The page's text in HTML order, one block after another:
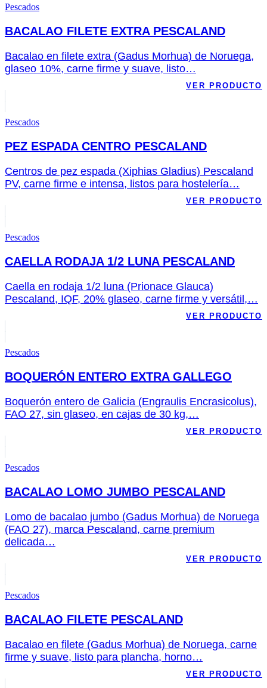
Pescados
BACALAO FILETE EXTRA PESCALAND
Bacalao en filete extra (Gadus Morhua) de Noruega,
glaseo 10%, carne firme y suave, listo…
VER PRODUCTO
Pescados
PEZ ESPADA CENTRO PESCALAND
Centros de pez espada (Xiphias Gladius) Pescaland
PV, carne firme e intensa, listos para hostelería…
VER PRODUCTO
Pescados
CAELLA RODAJA 1/2 LUNA PESCALAND
Caella en rodaja 1/2 luna (Prionace Glauca)
Pescaland, IQF, 20% glaseo, carne firme y versátil,…
VER PRODUCTO
Pescados
BOQUERÓN ENTERO EXTRA GALLEGO
Boquerón entero de Galicia (Engraulis Encrasicolus),
FAO 27, sin glaseo, en cajas de 30 kg,…
VER PRODUCTO
Pescados
BACALAO LOMO JUMBO PESCALAND
Lomo de bacalao jumbo (Gadus Morhua) de Noruega
(FAO 27), marca Pescaland, carne premium
delicada…
VER PRODUCTO
Pescados
BACALAO FILETE PESCALAND
Bacalao en filete (Gadus Morhua) de Noruega, carne
firme y suave, listo para plancha, horno…
VER PRODUCTO